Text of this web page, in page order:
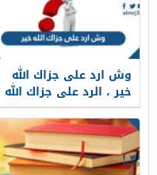
وش ارد على جزاك الله
خير ، الرد على جزاك الله
خير